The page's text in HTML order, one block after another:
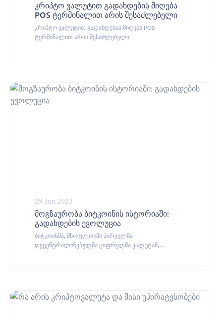
კრიპტო ვალუტით გადახდების მიღება
POS ტერმინალით არის შესაძლებელი
კრიპტო ვალუტით გადახდების მიღება POS
ტერმინალით არის შესაძლებელი
მოგზაურობა ბიტკოინის ისტორიაში:
გადახდების ევოლუცია
ბიტკოინმა, მსოფლიოში პირველმა
დეცენტრალიზებულმა ციფრულმა ვალუტამ,
29 Jun 2023